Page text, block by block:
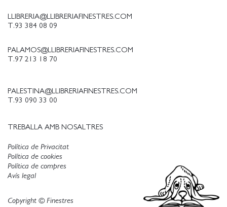
LLIBRERIA@LLIBRERIAFINESTRES.COM
T.93 384 08 09
PALAMOS@LLIBRERIAFINESTRES.COM
T.97 213 18 70
PALESTINA@LLIBRERIAFINESTRES.COM
T.93 090 33 00
TREBALLA AMB NOSALTRES
Política de Privacitat
Política de cookies
Avís legal
Política de compres
Copyright © Finestres